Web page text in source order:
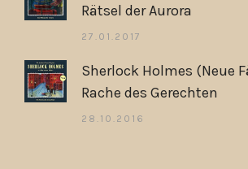
Rätsel der Aurora
27.01.2017
Sherlock Holmes (Neue
Rache des Gerechten
28.10.2016